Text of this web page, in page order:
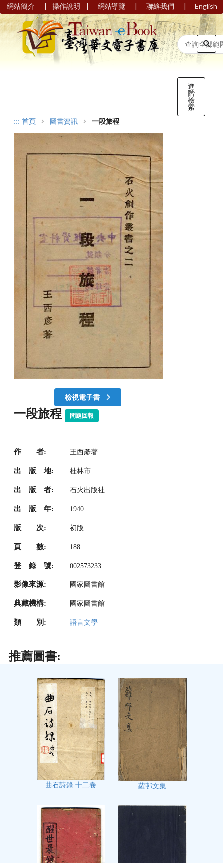
網站簡介 | 操作說明 | 網站導覽 | 聯絡我們 | English
進
階
檢
索
::: 首頁 圖書資訊 一段旅程
檢視電子書
一段旅程 問題回報
作 者: 王西彥著
出 版 地: 桂林市
出 版 者: 石火出版社
出 版 年: 1940
版 次: 初版
頁 數: 188
登 錄 號: 002573233
影像來源: 國家圖書館
典藏機構: 國家圖書館
類 別: 語言文學
推薦圖書:
曲石詩錄 十二卷 蘿邨文集